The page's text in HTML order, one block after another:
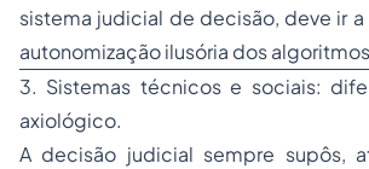
sistema judicial de decisão, deve ir
autonomização ilusória dos
3. Sistemas técnicos e sociais:
axiológico.
A decisão judicial sempre supôs,